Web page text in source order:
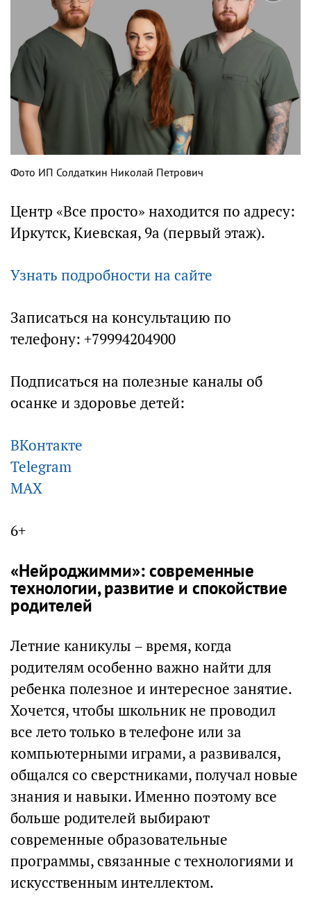
Фото ИП Солдаткин Николай Петрович
Центр «Все просто» находится по адресу:
Иркутск, Киевская, 9а (первый этаж).
Узнать подробности на сайте
Записаться на консультацию по
телефону: +79994204900
Подписаться на полезные каналы об
осанке и здоровье детей:
ВКонтакте
Telegram
МAX
6+
«Нейроджимми»: современные
технологии, развитие и спокойствие
родителей
Летние каникулы – время, когда
родителям особенно важно найти для
ребенка полезное и интересное занятие.
Хочется, чтобы школьник не проводил
все лето только в телефоне или за
компьютерными играми, а развивался,
общался со сверстниками, получал новые
знания и навыки. Именно поэтому все
больше родителей выбирают
современные образовательные
программы, связанные с технологиями и
искусственным интеллектом.